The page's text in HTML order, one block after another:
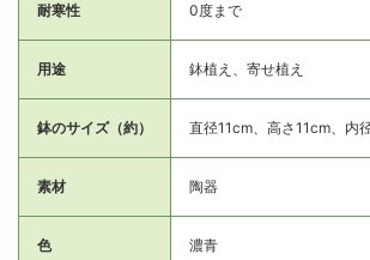
耐寒性 0度まで
用途 鉢植え、寄せ植え
鉢のサイズ（約） 直径11cm、高さ11cm、内
素材 陶器
色 濃青